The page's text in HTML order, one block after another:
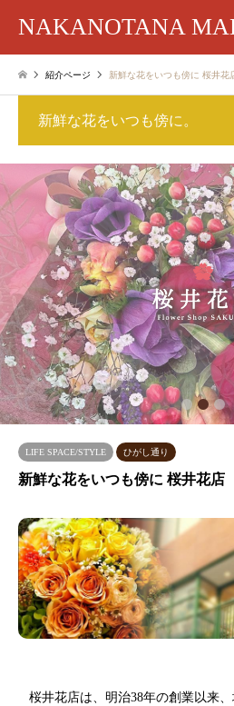
NAKANOTANA
紹介ページ 新鮮な花をいつも傍に 桜井花
新鮮な花をいつも傍に。
1 2 3
LIFE SPACE/STYLE ひがし通り
新鮮な花をいつも傍に 桜井花店
桜井花店は、明治38年の創業以来、